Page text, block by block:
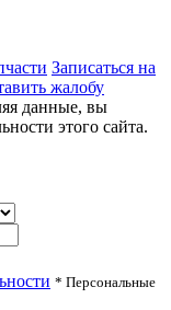
Записаться на
жалобу
данные, вы
этого сайта.
* Персональные